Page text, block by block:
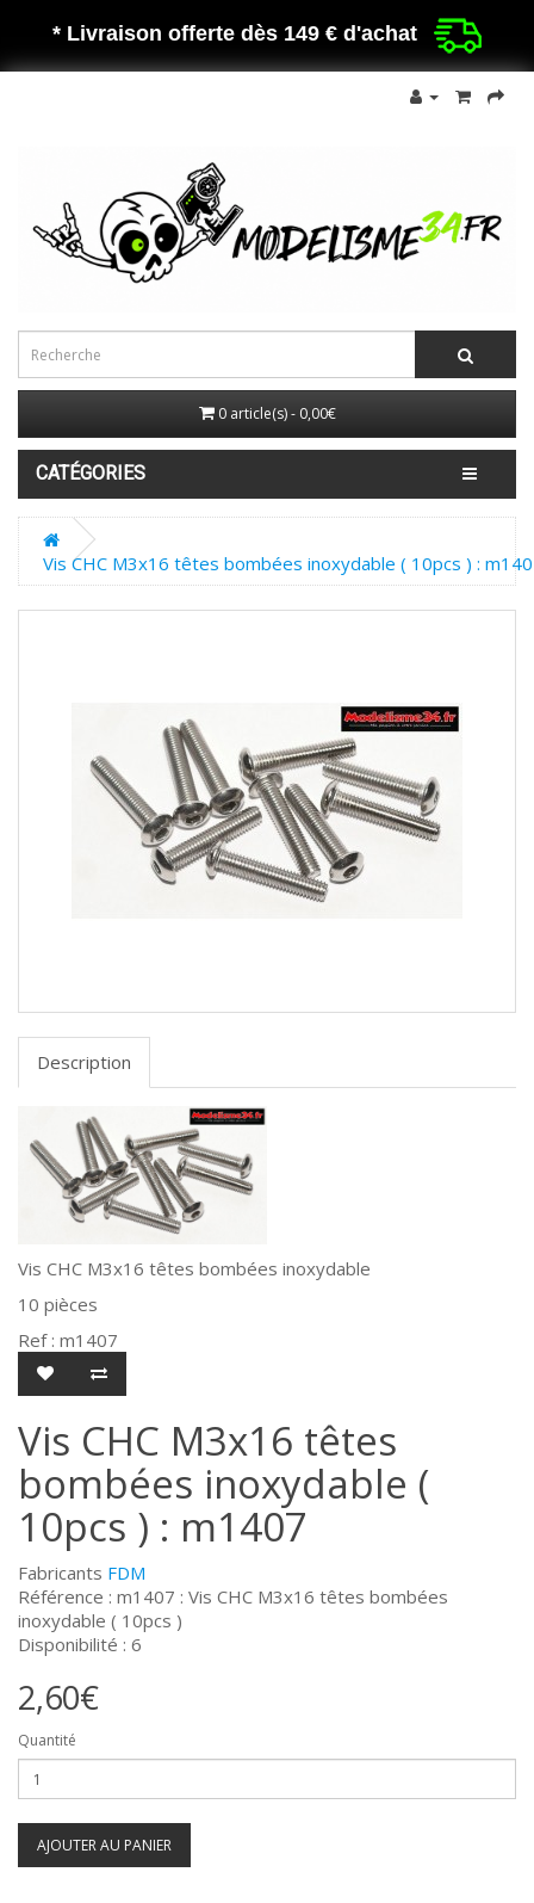
* Livraison offerte dès 149 € d'achat
0 article(s) - 0,00€
CATÉGORIES
Vis CHC M3x16 têtes bombées inoxydable ( 10pcs ) :
Description
Vis CHC M3x16 têtes bombées inoxydable
10 pièces
Ref : m1407
Vis CHC M3x16 têtes
bombées inoxydable (
10pcs ) : m1407
Fabricants FDM
Référence : m1407 : Vis CHC M3x16 têtes bombées
inoxydable ( 10pcs )
Disponibilité : 6
2,60€
Quantité
AJOUTER AU PANIER